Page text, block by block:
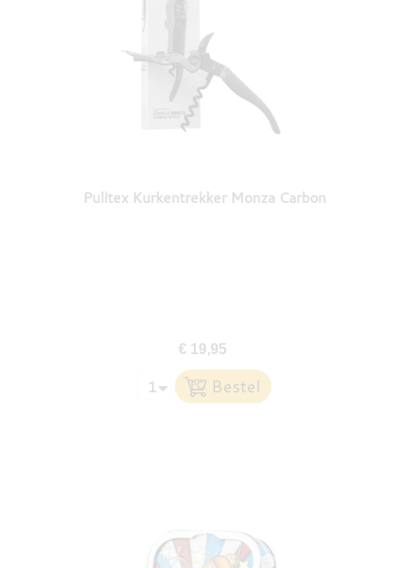
Pulltex Kurkentrekker Monza Carbon
€ 19,95